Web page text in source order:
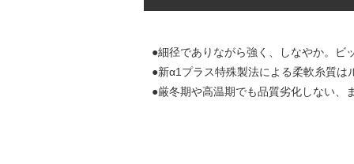
●細径でありながら強く、しなやか。ビ
●新α1プラス特殊製法による柔軟糸質
●厳冬期や高温期でも品質劣化しない、